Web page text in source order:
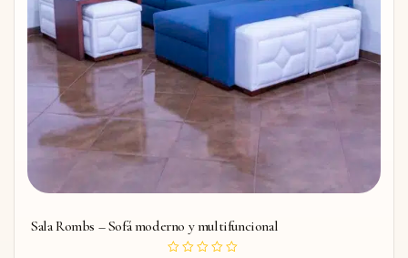
Sala Rombs – Sofá moderno y multifuncional